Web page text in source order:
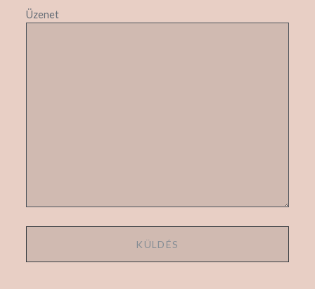
Üzenet